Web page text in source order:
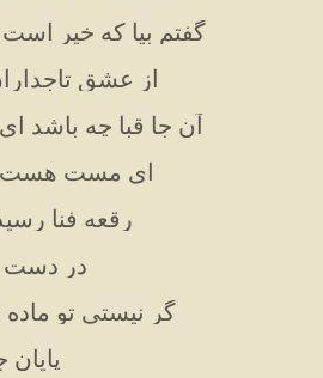
گفتم بیا که خیر
از عشق
آن جا قبا چه باشد
ای مست هست
رقعه فنا
در دست
گر نیستی تو